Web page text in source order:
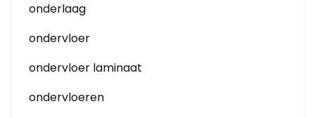
onderlaag
ondervloer
ondervloer laminaat
ondervloeren